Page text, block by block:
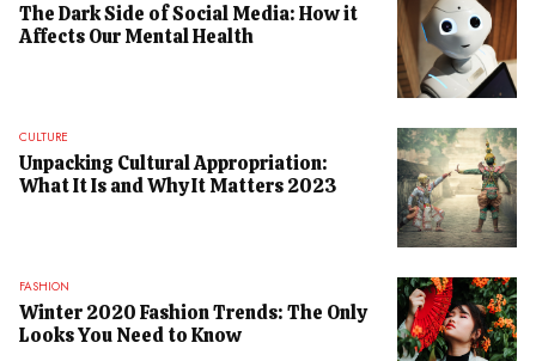
The Dark Side of Social Media: How it
Affects Our Mental Health
CULTURE
Unpacking Cultural Appropriation:
What It Is and Why It Matters 2023
FASHION
Winter 2020 Fashion Trends: The Only
Looks You Need to Know